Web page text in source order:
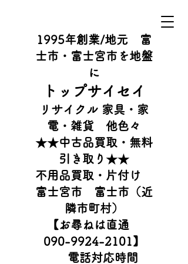
1995年創業/地元 富
士市・富士宮市を地盤
に
​トップサイセイ
リサイクル 家具・家
電・雑貨 他色々
​★★中古品買取・無料
引き取り★★
不用品買取・片付け
富士宮市 富士市（近
隣市町村）
【お尋ねは直通
090-9924-2101 】
電話対応時間